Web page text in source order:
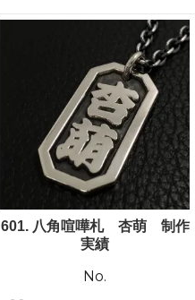
601. 八角喧嘩札 杏萌 制作
実績
No.